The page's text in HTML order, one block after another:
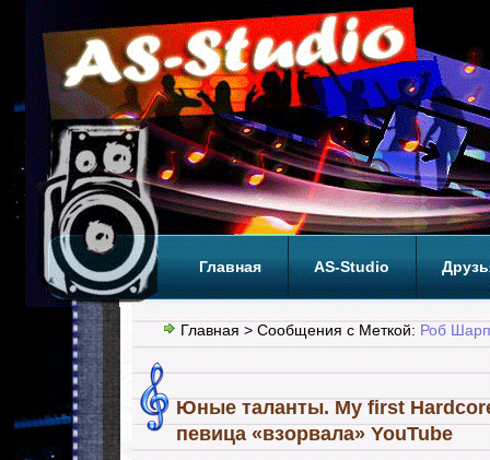
Главная AS-Studio
Теги ТОП
Главная > Сообщения с Меткой: Роб Шарп
Юные таланты. My first
певица «взорвала» YouTube